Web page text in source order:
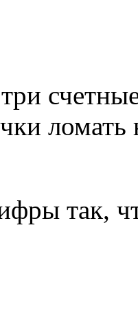
ломать
так,